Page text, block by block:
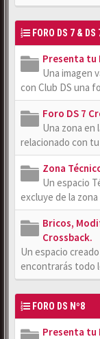
FORO DS 7 & DS
Presenta tu
Una imagen
con Club DS una
Foro DS 7
Una zona en
relacionado con tu
Zona
Un espacio
excluye de la
Bricos,
Crossback.
Un espacio
encontrarás todo
FORO DS Nº8
Presenta tu